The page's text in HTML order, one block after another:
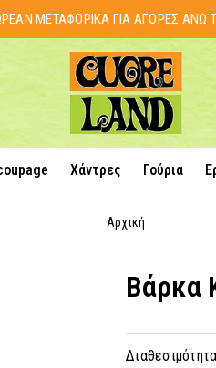
ΜΕΤΑΦΟΡΙΚΑ ΓΙΑ ΑΓΟΡΕΣ ΑΝΩ
Χάντρες Γούρια
Αρχική
Βάρκα